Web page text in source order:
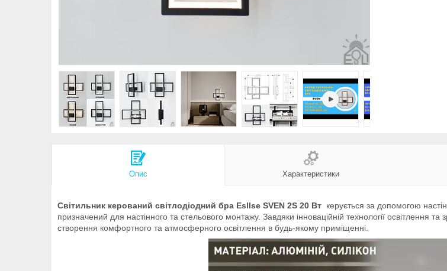
Опис Характеристики
Світильник керований світлодіодний бра Esllse SVEN 2S 20 Вт керується за допомогою
призначений для настінного та стельового монтажу. Завдяки інноваційній технології освітлення
створення комфортного та атмосферного освітлення в будь-якому приміщенні.